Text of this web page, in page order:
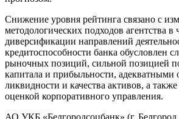
Снижение уровня рейтинга связано с
методологических подходов агентства в
диверсификации направлений
кредитоспособности банка обусловлен
рыночных позиций, сильной позицией
капитала и прибыльности, адекватными
ликвидности и качества активов, а
оценкой корпоративного управления.